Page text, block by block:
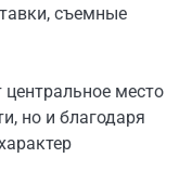
съемные
место
но и благодаря